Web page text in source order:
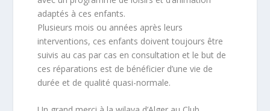
adaptés à ces enfants.
Plusieurs mois ou années après leurs
interventions, ces enfants doivent toujours être
suivis au cas par cas en consultation et le but de
ces réparations est de bénéficier d’une vie de
durée et de qualité quasi-normale.